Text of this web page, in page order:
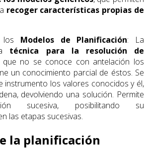
recoger características propias de
los Modelos de Planificación: La
técnica para la resolución de
que no se conoce con antelación los
un conocimiento parcial de éstos. Se
instrumento los valores conocidos y él,
devolviendo una solución. Permite
sucesiva, posibilitando su
las etapas sucesivas.
la planificación